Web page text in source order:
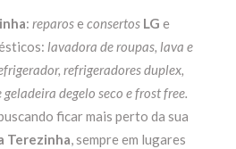
: reparose consertos LG e
lavadora de roupas, lava e
refrigeradores duplex,
degelo seco e frost free.
ficar mais perto da sua
Terezinha, sempre em lugares